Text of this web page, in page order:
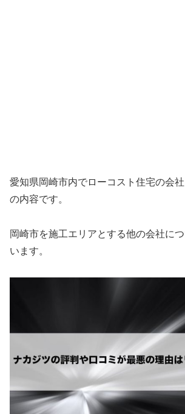
愛知県岡崎市内でローコスト住宅の会
の内容です。
岡崎市を施工エリアとする他の会社に
います。